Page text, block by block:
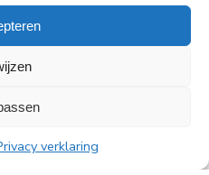
verklaring
B.V.